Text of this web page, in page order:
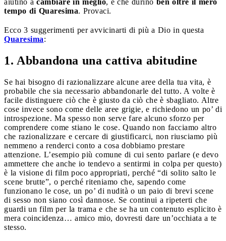
tempo di Quaresima. Provaci.
Ecco 3 suggerimenti per avvicinarti di più a Dio in questa
Quaresima:
1. Abbandona una cattiva abitudine
Se hai bisogno di razionalizzare alcune aree della tua vita, è
probabile che sia necessario abbandonarle del tutto. A volte è
facile distinguere ciò che è giusto da ciò che è sbagliato. Altre
cose invece sono come delle aree grigie, e richiedono un po’ di
introspezione. Ma spesso non serve fare alcuno sforzo per
comprendere come stiano le cose. Quando non facciamo altro
che razionalizzare e cercare di giustificarci, non riusciamo più
nemmeno a renderci conto a cosa dobbiamo prestare
attenzione. L’esempio più comune di cui sento parlare (e devo
ammettere che anche io tendevo a sentirmi in colpa per questo)
è la visione di film poco appropriati, perché “di solito salto le
scene brutte”, o perché riteniamo che, sapendo come
funzionano le cose, un po’ di nudità o un paio di brevi scene
di sesso non siano così dannose. Se continui a ripeterti che
guardi un film per la trama e che se ha un contenuto esplicito è
mera coincidenza… amico mio, dovresti dare un’occhiata a te
stesso.